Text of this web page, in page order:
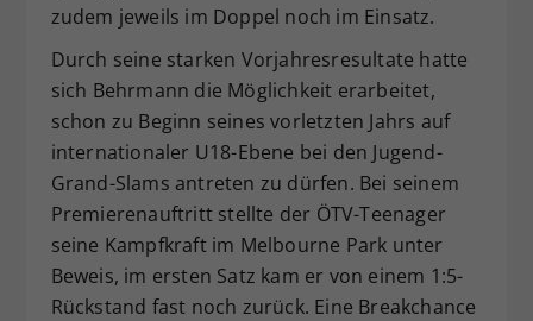
zudem jeweils im Doppel noch im Einsatz.
Durch seine starken Vorjahresresultate hatte
sich Behrmann die Möglichkeit erarbeitet,
schon zu Beginn seines vorletzten Jahrs auf
internationaler U18-Ebene bei den Jugend-
Grand-Slams antreten zu dürfen. Bei seinem
Premierenauftritt stellte der ÖTV-Teenager
seine Kampfkraft im Melbourne Park unter
Beweis, im ersten Satz kam er von einem 1:5-
Rückstand fast noch zurück. Eine Breakchance